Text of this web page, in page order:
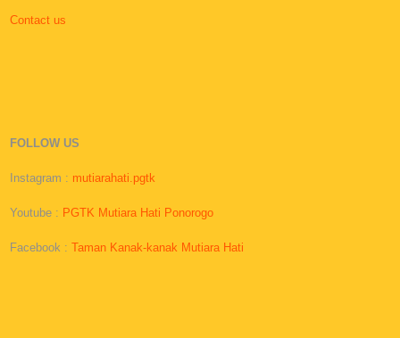
Contact us
FOLLOW US
Instagram : mutiarahati.pgtk
Youtube : PGTK Mutiara Hati Ponorogo
Facebook :Taman Kanak-kanak Mutiara Hati